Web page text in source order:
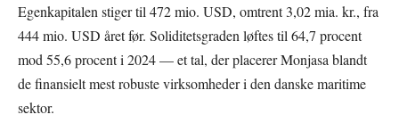
Egenkapitalen stiger til 472 mio. USD, omtrent 3,02 mia. kr., fra
444 mio. USD året før. Soliditetsgraden løftes til 64,7 procent
mod 55,6 procent i 2024 — et tal, der placerer Monjasa blandt
de finansielt mest robuste virksomheder i den danske maritime
sektor.